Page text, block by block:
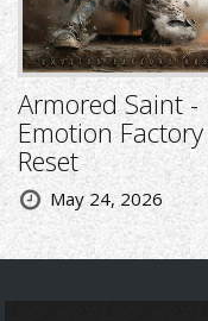
Armored Saint -
Emotion Factory
Reset
May 24, 2026